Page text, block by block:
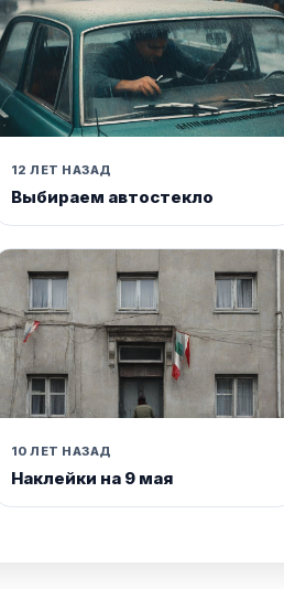
12 ЛЕТ НАЗАД
Выбираем автостекло
10 ЛЕТ НАЗАД
Наклейки на 9 мая